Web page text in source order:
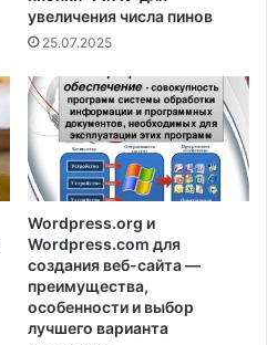
увеличения числа пинов
25.07.2025
Wordpress.org и
Wordpress.com для
создания веб-сайта —
преимущества,
особенности и выбор
лучшего варианта